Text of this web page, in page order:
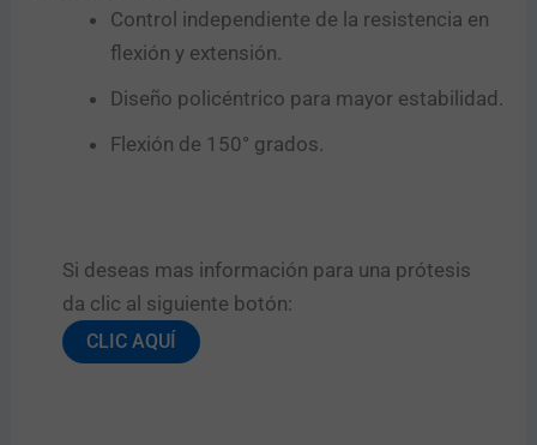
Control independiente de la resistencia en
flexión y extensión.
Diseño policéntrico para mayor estabilidad.
Flexión de 150° grados.
Si deseas mas información para una prótesis
da clic al siguiente botón:​
CLIC AQUÍ